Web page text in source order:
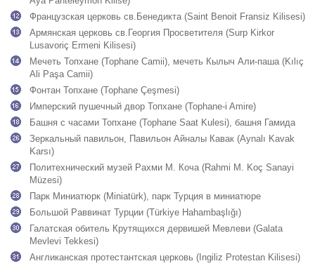
Французская церковь св.Бенедикта (Saint Benoit Fransiz Kilisesi)
Армянская церковь св.Георгия Просветителя (Surp Kirkor
Lusavoriç Ermeni Kilisesi)
Мечеть Топхане (Tophane Camii), мечеть Кылыч Али-паша (Kılıç
Ali Paşa Camii)
Фонтан Топхане (Tophane Çeşmesi)
Имперский пушечный двор Топхане (Tophane-i Amire)
Башня с часами Топхане (Tophane Saat Kulesi), башня Гамида
Зеркальный павильон, Павильон Айналы Кавак (Aynalı Kavak
Karsı)
Политехнический музей Рахми М. Коча (Rahmi M. Koç Sanayi
Müzesi)
Парк Миниатюрк (Miniatürk), парк Турция в миниатюре
Большой Раввинат Турции (Türkiye Hahambaşlığı)
Галатская обитель Крутящихся дервишей Мевлеви (Galata
Mevlevi Tekkesi)
Англиканская протестантская церковь (Ingiliz Protestan Kilisesi)